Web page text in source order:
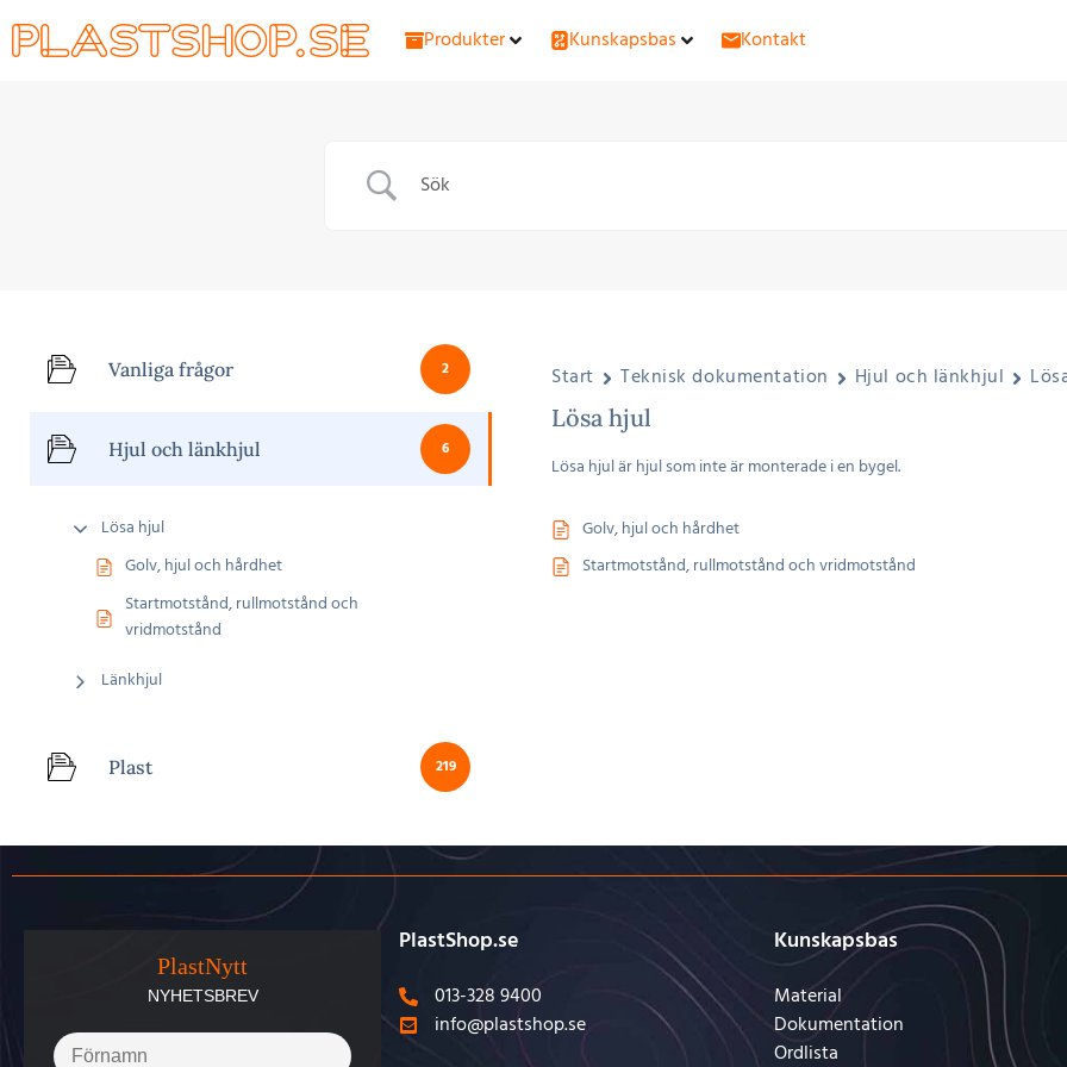
Produkter Kunskapsbas Kontakt
Vanliga frågor 2
Hjul och länkhjul 6
Lösa hjul
Golv, hjul och hårdhet
Startmotstånd, rullmotstånd och
vridmotstånd
Länkhjul
Plast 219
Start Teknisk dokumentation Hjul och länkhjul
Lösa hjul
Lösa hjul är hjul som inte är monterade i en bygel.
Golv, hjul och hårdhet
Startmotstånd, rullmotstånd och vridmotstånd
PlastNytt
NYHETSBREV
PlastShop.se
013-328 9400
info@plastshop.se
Kunskapsbas
Material
Dokumentation
Ordlista